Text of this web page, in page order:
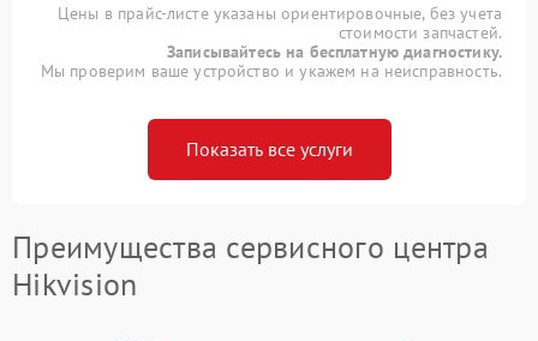
Цены в прайс-листе указаны ориентировочные, без учета
стоимости запчастей.
Записывайтесь на бесплатную диагностику.
Мы проверим ваше устройство и укажем на неисправность.
Показать все услуги
Преимущества сервисного центра
Hikvision